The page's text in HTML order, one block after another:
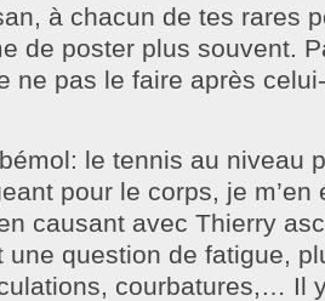
à chacun de tes rares
de poster plus souvent.
ne pas le faire après
le tennis au niveau
pour le corps, je m’en
causant avec Thierry
une question de fatigue,
courbatures,… Il